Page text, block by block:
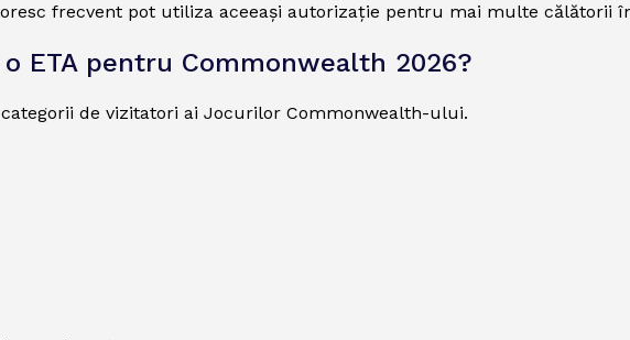
frecvent pot utiliza aceeași autorizație pentru mai multe călătorii
ETA pentru Commonwealth 2026?
de vizitatori ai Jocurilor Commonwealth-ului.